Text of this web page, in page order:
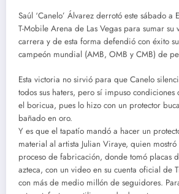
Saúl ‘Canelo’ Álvarez derrotó este sábado a
T-Mobile Arena de Las Vegas para sumar su
carrera y de esta forma defendió con éxito
campeón mundial (AMB, OMB y CMB) de
Esta victoria no sirvió para que Canelo
todos sus haters, pero sí impuso condiciones
el boricua, pues lo hizo con un protector
bañado en oro.
Y es que el tapatío mandó a hacer un
material al artista Julian Viraye, quien
proceso de fabricación, donde tomó placas
azteca, con un video en su cuenta oficial de
con más de medio millón de seguidores.